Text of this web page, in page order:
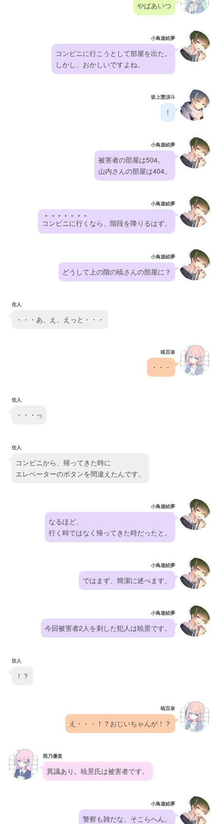
やばあいつ
小鳥遊絵夢
コンビニに行こうとして部屋を出た。
しかし、おかしいですよね。
坂上慧須斗
！
小鳥遊絵夢
被害者の部屋は504。
山内さんの部屋は404。
小鳥遊絵夢
コンビニに行く
●●●●●●●
なら、階段を降りるはず。
小鳥遊絵夢
どうして上の階の暁さんの部屋に？
住人
・・・あ、え、えっと・・・
暁百奈
・・・
住人
・・・っ
住人
コンビニから、帰ってきた時に
エレベーターのボタンを間違えたんです。
小鳥遊絵夢
なるほど。
行く時ではなく帰ってきた時だったと。
小鳥遊絵夢
ではまず、簡潔に述べます。
小鳥遊絵夢
今回被害者2人を刺した犯人は暁景です。
住人
！？
暁百奈
え・・・！？おじいちゃんが！？
雨乃優楽
異議あり。暁景氏は被害者です。
小鳥遊絵夢
警察も雑だな、そこらへん。